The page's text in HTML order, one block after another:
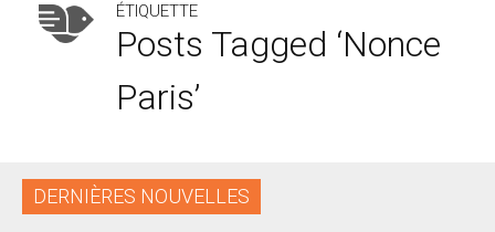
ÉTIQUETTE
Posts Tagged ‘nonce
Paris’
DERNIÈRES NOUVELLES